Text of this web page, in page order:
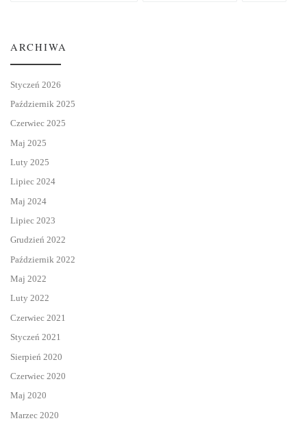
ARCHIWA
Styczeń 2026
Październik 2025
Czerwiec 2025
Maj 2025
Luty 2025
Lipiec 2024
Maj 2024
Lipiec 2023
Grudzień 2022
Październik 2022
Maj 2022
Luty 2022
Czerwiec 2021
Styczeń 2021
Sierpień 2020
Czerwiec 2020
Maj 2020
Marzec 2020